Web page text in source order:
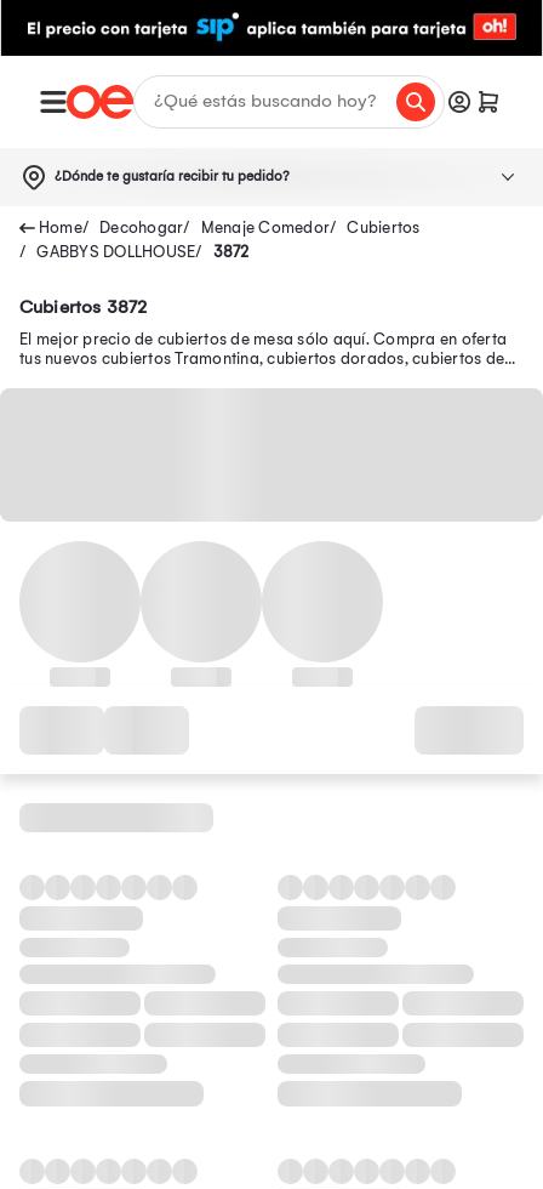
¿Dónde te gustaría recibir tu pedido?
Decohogar Menaje Comedor
Cubiertos
GABBYS DOLLHOUSE
3872
Cubiertos 3872
El mejor precio de cubiertos de mesa sólo aquí. Compra en oferta
tus nuevos cubiertos Tramontina, cubiertos dorados, cubiertos de